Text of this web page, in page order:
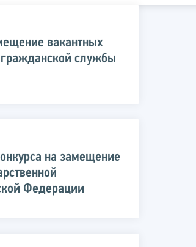
вакантных
службы
на замещение
Федерации